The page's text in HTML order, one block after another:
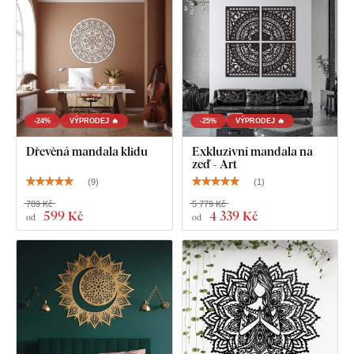
jemných, tenkých detailů
zvyšujeodolnost proti běžnému poškrábání.Tloušťka 3
dodává produktu
s jemným stínováním, díky
čemuž na stěně působí čistě a elegantně – na rozdíl od
tenkých papírových samolepek.
evropský emisní standard E1– je bezpečná a
vhodná do interiéru(včetně dětského pokoje).
-24% VÝPRODEJ 🔥
Dřevěná mandala klidu
(9)
od 599 Kč
789 Kč
-25% VÝPRODEJ 🔥
Exkluzivní mandala na
zeď - Art
(1)
od 4 339 Kč
5 779 Kč